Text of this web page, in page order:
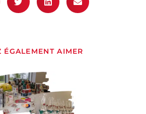
AIMER